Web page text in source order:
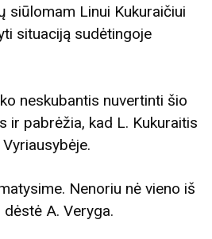
siūlomam Linui Kukuraičiui
situaciją sudėtingoje
neskubantis nuvertinti šio
ir pabrėžia, kad L. Kukuraitis
Nenoriu nė vieno iš
A. Veryga.